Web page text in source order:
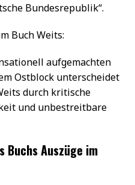
Bundesrepublik“.
Buch Weits:
aufgemachten
Ostblock unterscheidet
durch kritische
und unbestreitbare
Buchs Auszüge im